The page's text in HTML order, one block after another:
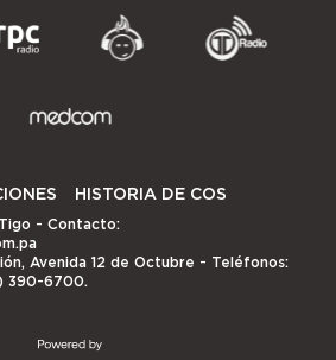
HISTORIA DE COS
- Contacto:
Avenida 12 de Octubre - Teléfonos:
390-6700.